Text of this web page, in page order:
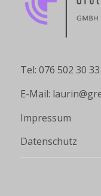
Tel: 076 502 30 33
E-Mail:
Impressum
Datenschutz